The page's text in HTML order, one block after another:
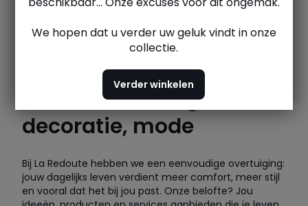
Meubels, linnengoed,
decoratie, mode
Bij La Redoute hebben we een eenvoudige overtuiging:
jouw dagelijks leven verdient meer comfort, meer stijl
en vooral dat het bij jou past. Onze belofte? Jou
We hopen dat u verder uw geluk vindt in onze
collectie.
Verder winkelen